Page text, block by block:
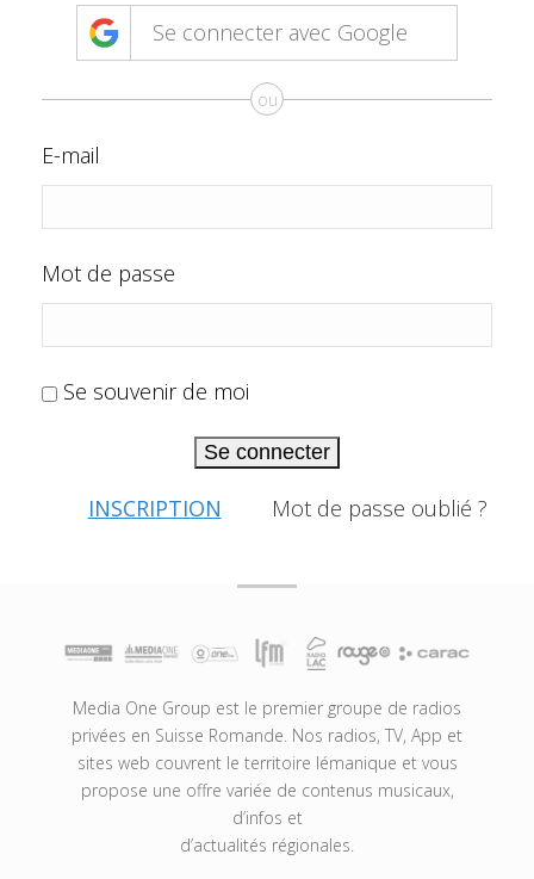
Se connecter avec Google
ou
E-mail
Mot de passe
Se souvenir de moi
Se connecter
INSCRIPTION Mot de passe oublié ?
Media One Group est le premier groupe de radios
privées en Suisse Romande. Nos radios, TV, App et
sites web couvrent le territoire lémanique et vous
propose une offre variée de contenus musicaux,
d’infos et
d’actualités régionales.